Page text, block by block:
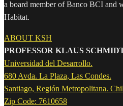
a board member of Banco BCI and
Habitat.
ABOUT KSH
PROFESSOR KLAUS
Universidad del Desarrollo.
680 Avda. La Plaza, Las Condes.
Santiago, Región Metropolitana.
Zip Code: 7610658